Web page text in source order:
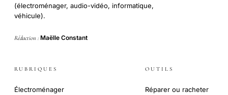
(électroménager, audio-vidéo, informatique,
véhicule).
Rédaction : Maëlle Constant
RUBRIQUES
Électroménager
OUTILS
Réparer ou racheter